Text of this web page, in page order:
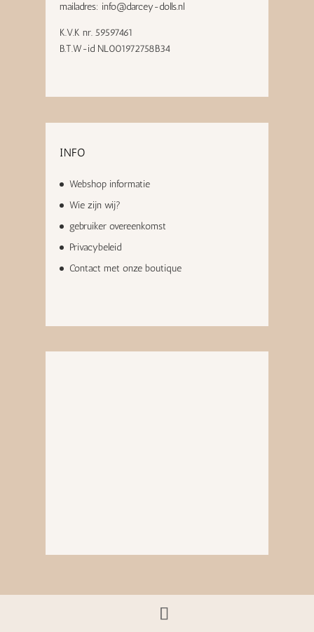
mailadres: info@darcey-dolls.nl
K.V.K nr. 59597461
B.T.W-id NL001972758B34
INFO
Webshop informatie
Wie zijn wij?
gebruiker overeenkomst
Privacybeleid
Contact met onze boutique